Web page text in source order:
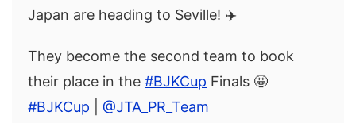
Japan are heading to Seville! ✈️
They become the second team to book
their place in the #BJKCup Finals 🤩
#BJKCup
@JTA_PR_Team